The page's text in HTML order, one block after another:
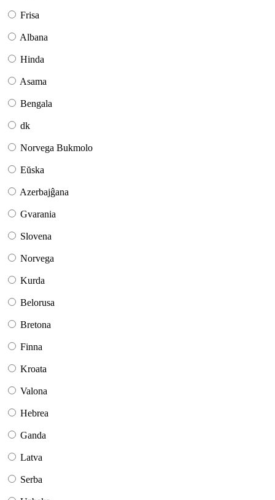
Frisa
Albana
Hinda
Asama
Bengala
dk
Norvega Bukmolo
Eŭska
Azerbajĝana
Gvarania
Slovena
Norvega
Kurda
Belorusa
Bretona
Finna
Kroata
Valona
Hebrea
Ganda
Latva
Serba